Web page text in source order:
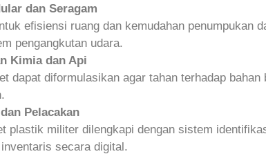
dan Seragam
efisiensi ruang dan kemudahan penumpukan
pengangkutan udara.
Kimia dan Api
dapat diformulasikan agar tahan terhadap
Pelacakan
plastik militer dilengkapi dengan sistem
secara digital.